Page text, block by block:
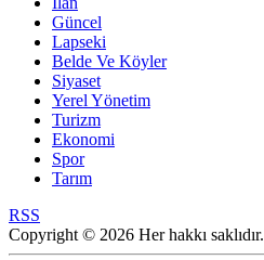
Güncel
Lapseki
Belde Ve Köyler
Siyaset
Yerel Yönetim
Turizm
Ekonomi
Spor
Tarım
RSS
Copyright © 2026 Her hakkı saklıdır.